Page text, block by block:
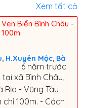
Xem tất cả
Biển Bình Châu -
, H.Xuyên Mộc, Bà
6 năm trước
xã Bình Châu,
Rịa - Vũng Tàu
100m. - Cách